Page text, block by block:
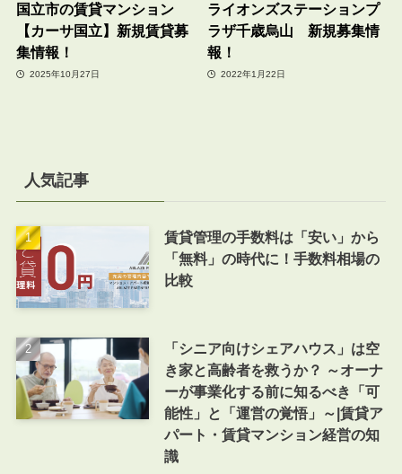
国立市の賃貸マンション
【カーサ国立】新規賃貸募
集情報！
2025年10月27日
ライオンズステーションプ
ラザ千歳烏山 新規募集情
報！
2022年1月22日
人気記事
賃貸管理の手数料は「安い」から
「無料」の時代に！手数料相場の
比較
「シニア向けシェアハウス」は空
き家と高齢者を救うか？ ～オーナ
ーが事業化する前に知るべき「可
能性」と「運営の覚悟」～|賃貸ア
パート・賃貸マンション経営の知
識